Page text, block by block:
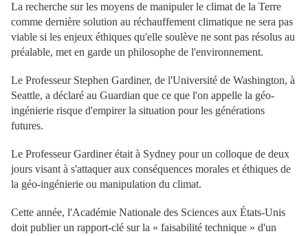
La recherche sur les moyens de manipuler le climat de la Terre
comme dernière solution au réchauffement climatique ne sera pas
viable si les enjeux éthiques qu'elle soulève ne sont pas résolus au
préalable, met en garde un philosophe de l'environnement.
Le Professeur Stephen Gardiner, de l'Université de Washington, à
Seattle, a déclaré au Guardian que ce que l'on appelle la géo-
ingénierie risque d'empirer la situation pour les générations
futures.
Le Professeur Gardiner était à Sydney pour un colloque de deux
jours visant à s'attaquer aux conséquences morales et éthiques de
la géo-ingénierie ou manipulation du climat.
Cette année, l'Académie Nationale des Sciences aux États-Unis
doit publier un rapport-clé sur la « faisabilité technique » d'un